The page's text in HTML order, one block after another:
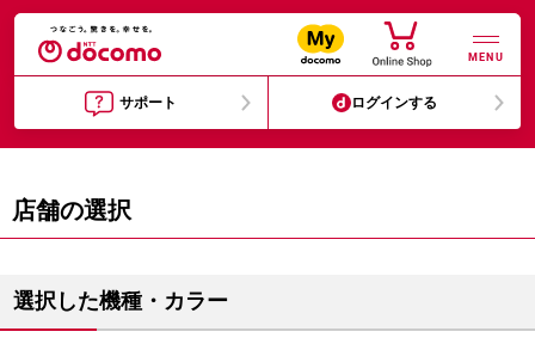
MENU
サポート ログインする
店舗の選択
選択した機種・カラー